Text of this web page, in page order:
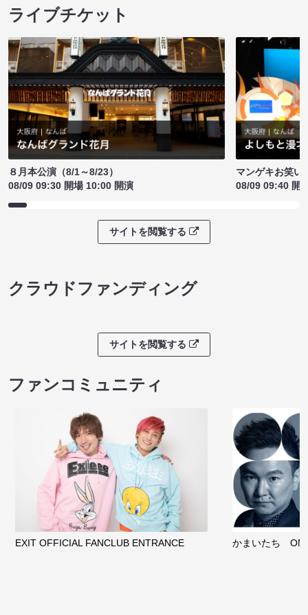
ライブチケット
８月本公演（8/1～8/23）
08/09 09:30 開場 10:00 開演
マンゲキお笑い
08/09 09:40 開
サイトを閲覧する
クラウドファンディング
サイトを閲覧する
ファンコミュニティ
EXIT OFFICIAL FANCLUB ENTRANCE かまいたち